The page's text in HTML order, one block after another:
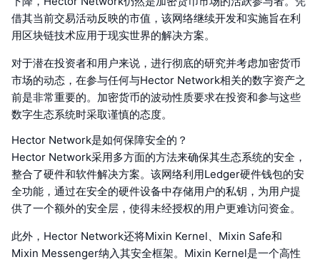
借其当前交易活动反映的市值，该网络继续开发和实施旨在利
用区块链技术应用于现实世界的解决方案。
对于潜在投资者和用户来说，进行彻底的研究并考虑加密货币
市场的动态，在参与任何与Hector Network相关的数字资产之
前是非常重要的。加密货币的波动性质要求在投资和参与这些
数字生态系统时采取谨慎的态度。
Hector Network是如何保障安全的？
Hector Network采用多方面的方法来确保其生态系统的安全，
整合了硬件和软件解决方案。该网络利用Ledger硬件钱包的安
全功能，通过在安全的硬件设备中存储用户的私钥，为用户提
供了一个额外的安全层，使得未经授权的用户更难访问资金。
此外，Hector Network还将Mixin Kernel、Mixin Safe和
Mixin Messenger纳入其安全框架。Mixin Kernel是一个高性